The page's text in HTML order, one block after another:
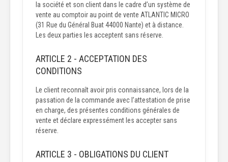
la société et son client dans le cadre d’un système de
vente au comptoir au point de vente ATLANTIC MICRO
(31 Rue du Général Buat 44000 Nante) et à distance.
Les deux parties les acceptent sans réserve.
ARTICLE 2 - ACCEPTATION DES
CONDITIONS
Le client reconnaît avoir pris connaissance, lors de la
passation de la commande avec l’attestation de prise
en charge, des présentes conditions générales de
vente et déclare expressément les accepter sans
réserve.
ARTICLE 3 - OBLIGATIONS DU CLIENT